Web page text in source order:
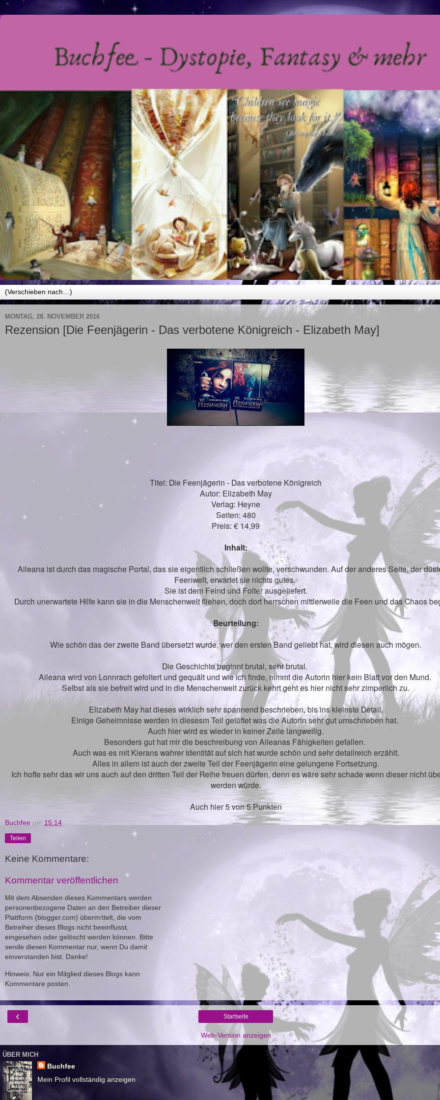
MONTAG, 28. NOVEMBER 2016
Rezension [Die Feenjägerin - Das verbotene Königreich - Elizabeth May]
Titel: Die Feenjägerin - Das verbotene Königreich
Autor: Elizabeth May
Verlag: Heyne
Seiten: 480
Preis: € 14,99
Inhalt:
Aileana ist durch das magische Portal, das sie eigentlich schließen wollte, verschwunden. Auf der anderes Seite, der
Feenwelt, erwartet sie nichts gutes.
Sie ist dem Feind und Folter ausgeliefert.
Durch unerwartete Hilfe kann sie in die Menschenwelt fliehen, doch dort herrschen mittlerweile die Feen und das Chaos
Beurteilung:
Wie schön das der zweite Band übersetzt wurde, wer den ersten Band geliebt hat, wird diesen auch mögen.
Die Geschichte beginnt brutal, sehr brutal.
Aileana wird von Lonnrach gefoltert und gequält und wie ich finde, nimmt die Autorin hier kein Blatt vor den Mund.
Selbst als sie befreit wird und in die Menschenwelt zurück kehrt geht es hier nicht sehr zimperlich zu.
Elizabeth May hat dieses wirklich sehr spannend beschrieben, bis ins kleinste Detail.
Einige Geheimnisse werden in diesesm Teil gelüftet was die Autorin sehr gut umschrieben hat.
Auch hier wird es wieder in keiner Zeile langweilig.
Besonders gut hat mir die beschreibung von Aileanas Fähigkeiten gefallen.
Auch was es mit Kierans wahrer Identität auf sich hat wurde schön und sehr detailreich erzählt.
Alles in allem ist auch der zweite Teil der Feenjägerin eine gelungene Fortsetzung.
Ich hoffe sehr das wir uns auch auf den dritten Teil der Reihe freuen dürfen, denn es wäre sehr schade wenn dieser nicht
werden würde.
Auch hier 5 von 5 Punkten
Buchfee um 15:14
Teilen
Keine Kommentare:
Kommentar veröffentlichen
Mit dem Absenden dieses Kommentars werden
personenbezogene Daten an den Betreiber dieser
Plattform (blogger.com) übermittelt, die vom
Betreiber dieses Blogs nicht beeinflusst,
eingesehen oder gelöscht werden können. Bitte
sende diesen Kommentar nur, wenn Du damit
einverstanden bist. Danke!
Hinweis: Nur ein Mitglied dieses Blogs kann
Kommentare posten.
‹ Startseite
Web-Version anzeigen
ÜBER MICH
Buchfee
Mein Profil vollständig anzeigen